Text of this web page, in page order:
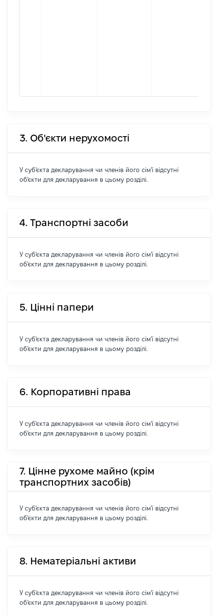
3. Об'єкти нерухомості
У суб'єкта декларування чи членів його сім'ї відсутні
об'єкти для декларування в цьому розділі.
4. Транспортні засоби
У суб'єкта декларування чи членів його сім'ї відсутні
об'єкти для декларування в цьому розділі.
5. Цінні папери
У суб'єкта декларування чи членів його сім'ї відсутні
об'єкти для декларування в цьому розділі.
6. Корпоративні права
У суб'єкта декларування чи членів його сім'ї відсутні
об'єкти для декларування в цьому розділі.
7. Цінне рухоме майно (крім
транспортних засобів)
У суб'єкта декларування чи членів його сім'ї відсутні
об'єкти для декларування в цьому розділі.
8. Нематеріальні активи
У суб'єкта декларування чи членів його сім'ї відсутні
об'єкти для декларування в цьому розділі.